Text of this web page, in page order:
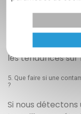
4. Comment se déroule
Nos experts
niveaux d'eau
permettant de
les tendances
5. Que faire si une
?
Si nous